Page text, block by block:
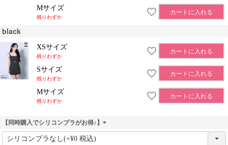
Mサイズ
残りわずか
カートに入れる
black
XSサイズ
残りわずか
カートに入れる
Sサイズ
残りわずか
カートに入れる
Mサイズ
残りわずか
カートに入れる
【同時購入でシリコンブラがお得♪】
(